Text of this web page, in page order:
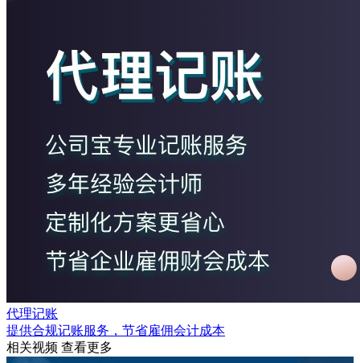
代理记账
提供合规记账服务，节省雇佣会计成本
相关视频 查看更多